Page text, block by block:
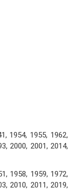
1954, 1955, 1962,
2000, 2001, 2014,
1958, 1959, 1972,
2010, 2011, 2019,